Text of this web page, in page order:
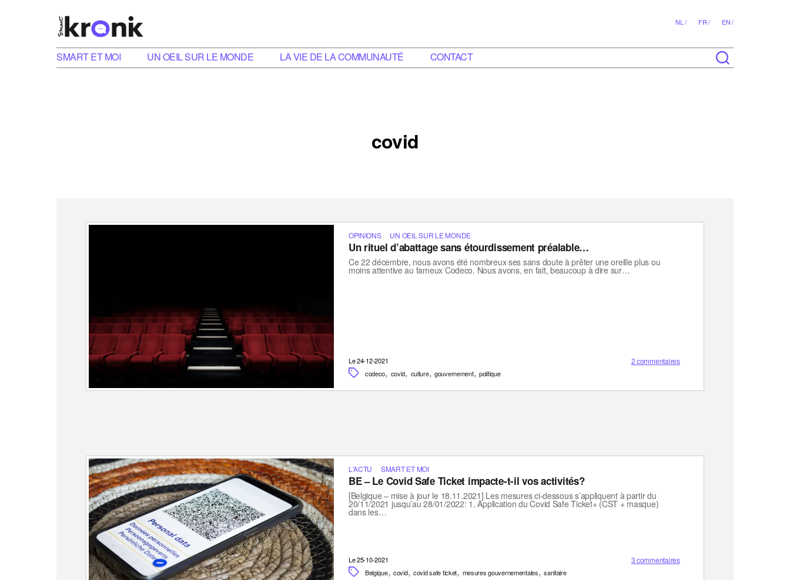
NL / FR / EN /
SMART ET MOI UN OEIL SUR LE MONDE LA VIE DE LA COMMUNAUTÉ CONTACT
covid
OPINIONS UN OEIL SUR LE MONDE
Un rituel d’abattage sans étourdissement préalable…
Ce 22 décembre, nous avons été nombreux·ses sans doute à prêter une oreille plus ou
moins attentive au fameux Codeco. Nous avons, en fait, beaucoup à dire sur…
Le 24-12-2021 2 commentaires
codeco, covid, culture, gouvernement, politique
L'ACTU SMART ET MOI
BE – Le Covid Safe Ticket impacte-t-il vos activités?
[Belgique – mise à jour le 18.11.2021] Les mesures ci-dessous s’appliquent à partir du
20/11/2021 jusqu’au 28/01/2022: 1. Application du Covid Safe Ticket+ (CST + masque)
dans les…
Le 25-10-2021 3 commentaires
Belgique, covid, covid safe ticket, mesures gouvernementales,sanitaire